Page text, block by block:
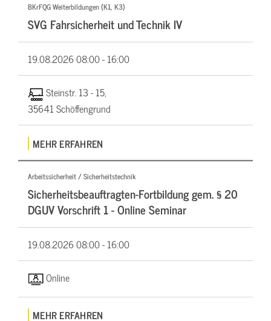
BKrFQG Weiterbildungen (K1, K3)
SVG Fahrsicherheit und Technik IV
19.08.202608:00 - 16:00
Steinstr. 13 - 15,
35641 Schöffengrund
MEHR ERFAHREN
Arbeitssicherheit / Sicherheitstechnik
Sicherheitsbeauftragten-Fortbildung gem. § 20
DGUV Vorschrift 1 - Online Seminar
19.08.202608:00 - 16:00
Online
MEHR ERFAHREN